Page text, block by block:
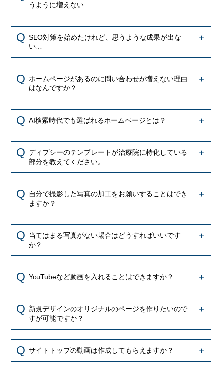
うように増えない…
SEO対策を始めたけれど、思うような成果が出な
い…
ホームページがあるのに問い合わせが増えない理由
はなんですか？
AI検索時代でも選ばれるホームページとは？
ディプシーのテンプレートが治療院に特化している
部分を教えてください。
自分で撮影した写真の加工をお願いすることはでき
ますか？
当てはまる写真がない場合はどうすればいいです
か？
YouTubeなど動画を入れることはできますか？
新規デザインのオリジナルのページを作りたいので
すが可能ですか？
サイトトップの動画は作成してもらえますか？